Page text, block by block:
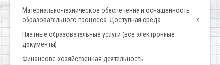
Материально-техническое обеспечение и оснащенность
образовательного процесса. Доступная среда
Платные образовательные услуги (все электронные
документы)
Финансово-хозяйственная деятельность